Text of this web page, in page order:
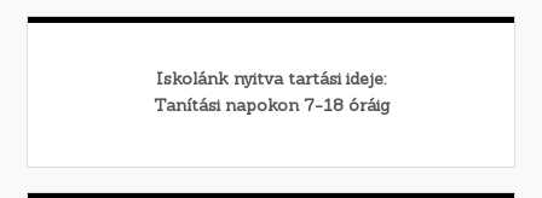
Iskolánk nyitva tartási ideje:
Tanítási napokon 7-18 óráig